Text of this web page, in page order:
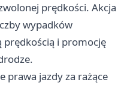
prędkości. Akcja
wypadków
i promocję
prawa jazdy za rażące